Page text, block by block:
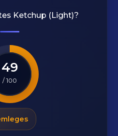
Ketchup (Light)?
49
/ 100